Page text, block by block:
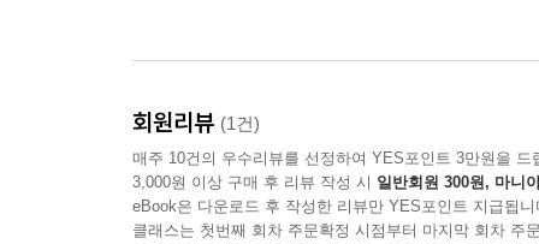
회원리뷰 (1건)
매주 10건의 우수리뷰를 선정하여 YES포인트 3만원을 드
3,000원 이상 구매 후 리뷰 작성 시 일반회원 300원, 마니
eBook은 다운로드 후 작성한 리뷰만 YES포인트 지급됩니
클래스는 첫번째 회차 주문확정 시점부터 마지막 회차 주